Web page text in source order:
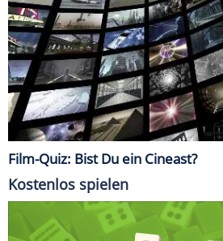
Film-Quiz: Bist Du ein Cineast?
Kostenlos spielen